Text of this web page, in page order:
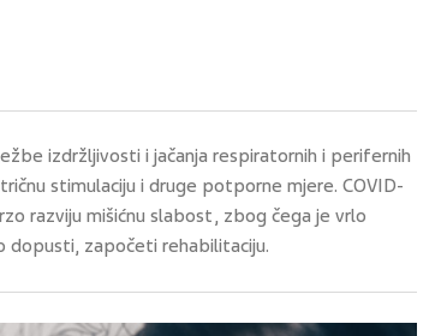
izdržljivosti i jačanja respiratornih i perifernih
stimulaciju i druge potporne mjere. COVID-
razviju mišićnu slabost, zbog čega je vrlo
dopusti, započeti rehabilitaciju.